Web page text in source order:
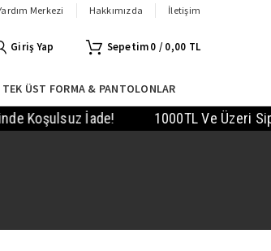
Merkezi Hakkımızda İletişim
Giriş Yap 0 / 0,00 TL
TEK ÜST FORMA & PANTOLONLAR
İade! 1000TL Ve Üzeri